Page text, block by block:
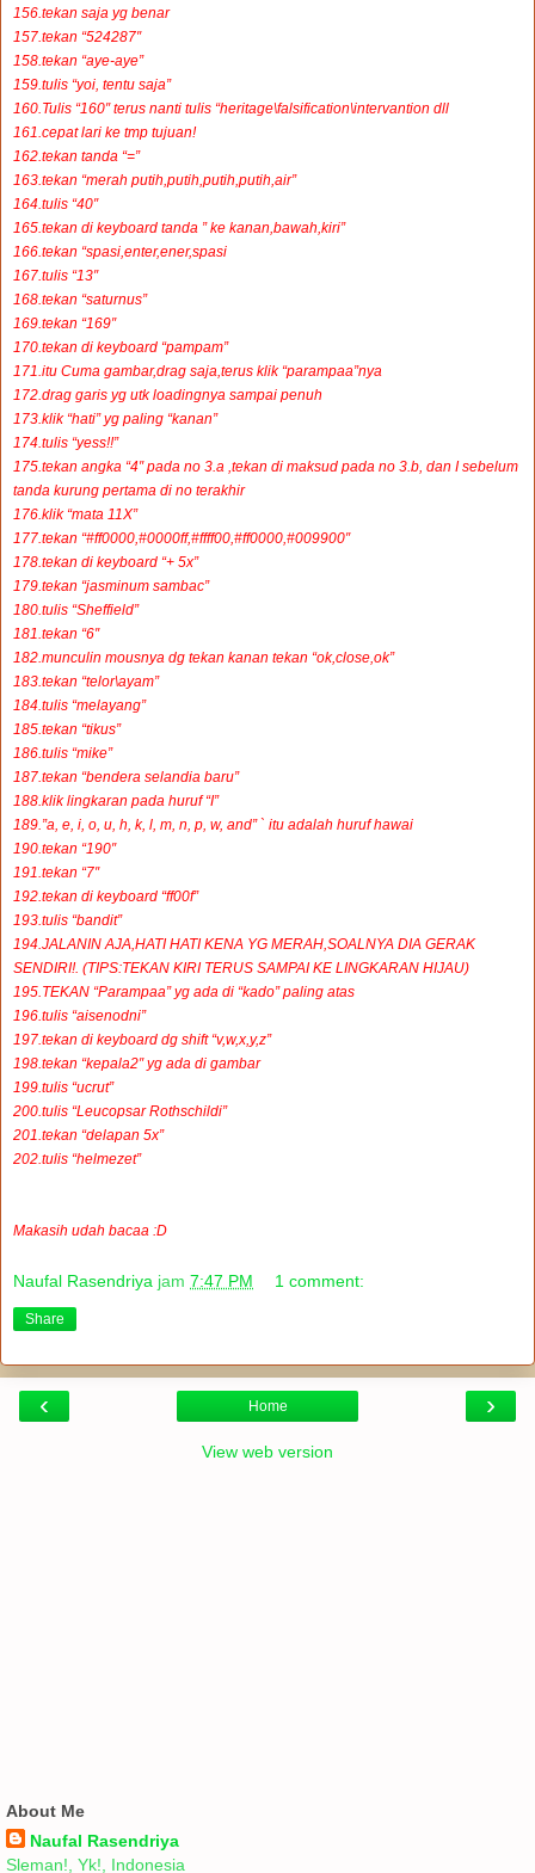
156.tekan saja yg benar
157.tekan “524287″
158.tekan “aye-aye”
159.tulis “yoi, tentu saja”
160.Tulis “160″ terus nanti tulis “heritage\falsification\intervantion dll
161.cepat lari ke tmp tujuan!
162.tekan tanda “=”
163.tekan “merah putih,putih,putih,putih,air”
164.tulis “40″
165.tekan di keyboard tanda ” ke kanan,bawah,kiri”
166.tekan “spasi,enter,ener,spasi
167.tulis “13″
168.tekan “saturnus”
169.tekan “169″
170.tekan di keyboard “pampam”
171.itu Cuma gambar,drag saja,terus klik “parampaa”nya
172.drag garis yg utk loadingnya sampai penuh
173.klik “hati” yg paling “kanan”
174.tulis “yess!!”
175.tekan angka “4″ pada no 3.a ,tekan di maksud pada no 3.b, dan I sebelum
tanda kurung pertama di no terakhir
176.klik “mata 11X”
177.tekan “#ff0000,#0000ff,#ffff00,#ff0000,#009900″
178.tekan di keyboard “+ 5x”
179.tekan “jasminum sambac”
180.tulis “Sheffield”
181.tekan “6″
182.munculin mousnya dg tekan kanan tekan “ok,close,ok”
183.tekan “telor\ayam”
184.tulis “melayang”
185.tekan “tikus”
186.tulis “mike”
187.tekan “bendera selandia baru”
188.klik lingkaran pada huruf “I”
189.”a, e, i, o, u, h, k, l, m, n, p, w, and” ` itu adalah huruf hawai
190.tekan “190″
191.tekan “7″
192.tekan di keyboard “ff00f”
193.tulis “bandit”
194.JALANIN AJA,HATI HATI KENA YG MERAH,SOALNYA DIA GERAK
SENDIRI!. (TIPS:TEKAN KIRI TERUS SAMPAI KE LINGKARAN HIJAU)
195.TEKAN “Parampaa” yg ada di “kado” paling atas
196.tulis “aisenodni”
197.tekan di keyboard dg shift “v,w,x,y,z”
198.tekan “kepala2″ yg ada di gambar
199.tulis “ucrut”
200.tulis “Leucopsar Rothschildi”
201.tekan “delapan 5x”
202.tulis “helmezet”
Makasih udah bacaa :D
Naufal Rasendriya jam 7:47 PM 1 comment:
Share
‹ ›
Home
View web version
About Me
Naufal Rasendriya
Sleman!, Yk!, Indonesia